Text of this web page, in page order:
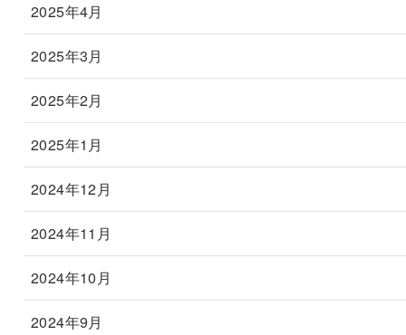
2025年4月
2025年3月
2025年2月
2025年1月
2024年12月
2024年11月
2024年10月
2024年9月